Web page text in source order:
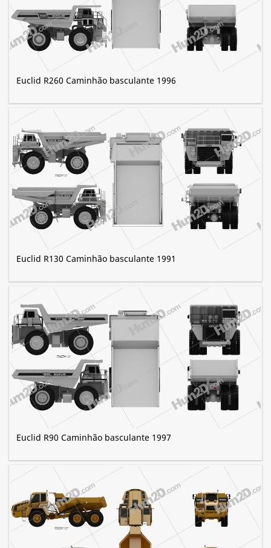
Euclid R260 Caminhão basculante 1996
Euclid R130 Caminhão basculante 1991
Euclid R90 Caminhão basculante 1997